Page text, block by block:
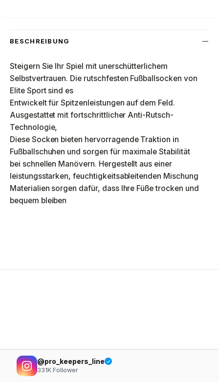
BESCHREIBUNG
Steigern Sie Ihr Spiel mit unerschütterlichem
Selbstvertrauen. Die rutschfesten Fußballsocken von
Elite Sport sind es
Entwickelt für Spitzenleistungen auf dem Feld.
Ausgestattet mit fortschrittlicher Anti-Rutsch-
Technologie,
Diese Socken bieten hervorragende Traktion in
Fußballschuhen und sorgen für maximale Stabilität
bei schnellen Manövern. Hergestellt aus einer
leistungsstarken, feuchtigkeitsableitenden Mischung
Materialien sorgen dafür, dass Ihre Füße trocken und
bequem bleiben
@pro_keepers_line
331K Follower